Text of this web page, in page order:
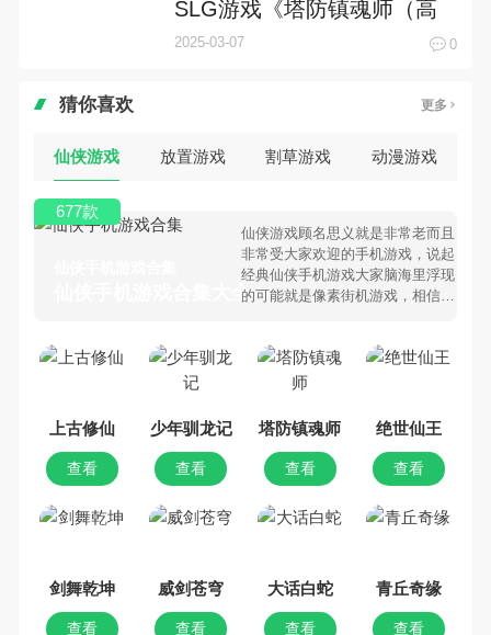
返送万钻）》你玩了吗？
猜你喜欢
仙侠游戏 放置游戏 割草游戏 动漫游戏
仙侠手机游戏合集大全 >
非常受大家欢迎的手机游戏，说起
经典仙侠手机游戏大家脑海里浮现
的可能就是像素街机游戏，相信很
多80、90后朋友还是记忆犹新
侠手机游戏有哪些呢？游戏今天，
乐途下载站小编芒果味的怪咖给大
家搜集整理了所以仙侠手机游戏合
677款
上古修仙
查看
少年驯龙记
查看
塔防镇魂师
查看
绝世仙王
查看
剑舞乾坤
查看
威剑苍穹
查看
大话白蛇
查看
青丘奇缘
查看